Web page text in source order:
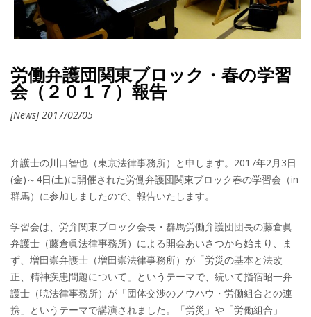
労働弁護団関東ブロック・春の学習
会（２０１７）報告
[News] 2017/02/05
弁護士の川口智也（東京法律事務所）と申します。2017年2月3日
(金)～4日(土)に開催された労働弁護団関東ブロック春の学習会（in
群馬）に参加しましたので、報告いたします。
学習会は、労弁関東ブロック会長・群馬労働弁護団団長の藤倉眞
弁護士（藤倉眞法律事務所）による開会あいさつから始まり、ま
ず、増田崇弁護士（増田崇法律事務所）が「労災の基本と法改
正、精神疾患問題について」というテーマで、続いて指宿昭一弁
護士（暁法律事務所）が「団体交渉のノウハウ・労働組合との連
携」というテーマで講演されました。「労災」や「労働組合」